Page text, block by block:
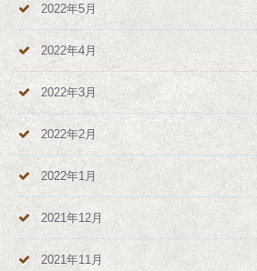
2022年5月
2022年4月
2022年3月
2022年2月
2022年1月
2021年12月
2021年11月